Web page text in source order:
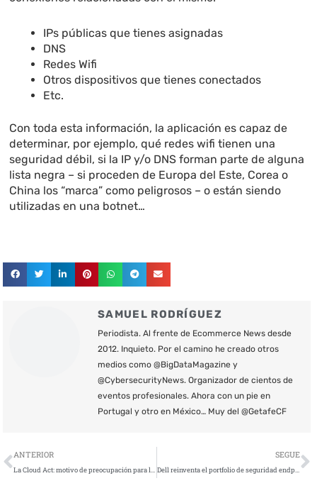
IPs públicas que tienes asignadas
DNS
Redes Wifi
Otros dispositivos que tienes conectados
Etc.
Con toda esta información, la aplicación es capaz de
determinar, por ejemplo, qué redes wifi tienen una
seguridad débil, si la IP y/o DNS forman parte de alguna
lista negra – si proceden de Europa del Este, Corea o
China los “marca” como peligrosos – o están siendo
utilizadas en una botnet…
SAMUEL RODRÍGUEZ
Periodista. Al frente de Ecommerce News desde
2012. Inquieto. Por el camino he creado otros
medios como @BigDataMagazine y
@CybersecurityNews. Organizador de cientos de
eventos profesionales. Ahora con un pie en
Portugal y otro en México… Muy del @GetafeCF
Ant
ANTERIOR
La Cloud Act: motivo de preocupación para las autoridades, las empresas y los ciudadanos de la Unión Europea
SEGUE
Dell reinventa el portfolio de seguridad endpoint mediante colaboraciones con Secureworks y CrowdStrike